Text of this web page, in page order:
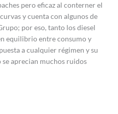
pero eficaz al conterner el
y cuenta con algunos de
por eso, tanto los diesel
equilibrio entre consumo y
a cualquier régimen y su
aprecian muchos ruidos